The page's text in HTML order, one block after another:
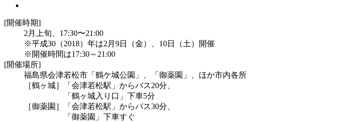
[開催時期]
2月上旬、17:30〜21:00
※平成30（2018）年は2月9日（金）、10日（土）開催
※開催時間は17:30～21:00
[開催場所]
福島県会津若松市「鶴ケ城公園」、「御薬園」、ほか市内各所
［鶴ヶ城］「会津若松駅」からバス20分、
「鶴ヶ城入り口」下車5分
［御薬園］「会津若松駅」からバス30分、
「御薬園」下車すぐ